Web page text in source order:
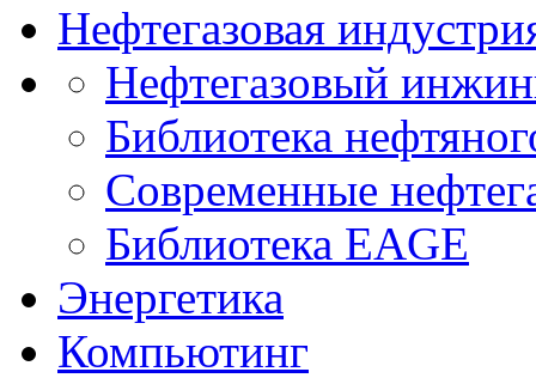
Нефтегазовая
Нефтегазовый
Библиотека
Современные
Библиотека EAGE
Энергетика
Компьютинг